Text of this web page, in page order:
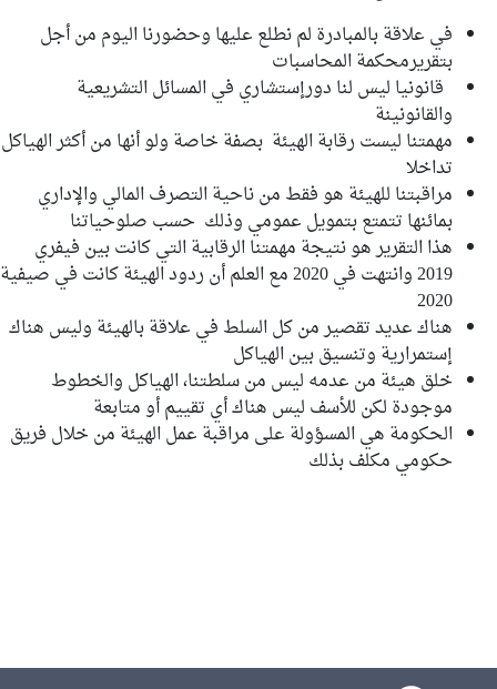
في علاقة بالمبادرة لم نطلع عليها وحضورنا اليوم من أجل
بتقريرمحكمة المحاسبات
قانونيا ليس لنا دورإستشاري في المسائل التشريعية
والقانونينة
مهمتنا ليست رقابة الهيئة بصفة خاصة ولو أنها من أكثر الهياكل
تداخلا
مراقبتنا للهيئة هو فقط من ناحية التصرف المالي والإداري
بمائنها تتمتع بتمويل عمومي وذلك حسب صلوحياتنا
هذا التقرير هو نتيجة مهمتنا الرقابية التي كانت بين فيفري
2019 وانتهت في 2020 مع العلم أن ردود الهيئة كانت في صيفية
2020
هناك عديد تقصير من كل السلط في علاقة بالهيئة وليس هناك
إستمرارية وتنسيق بين الهياكل
خلق هيئة من عدمه ليس من سلطتنا، الهياكل والخطوط
موجودة لكن للأسف ليس هناك أي تقييم أو متابعة
الحكومة هي المسؤولة على مراقبة عمل الهيئة من خلال فريق
حكومي مكلف بذلك